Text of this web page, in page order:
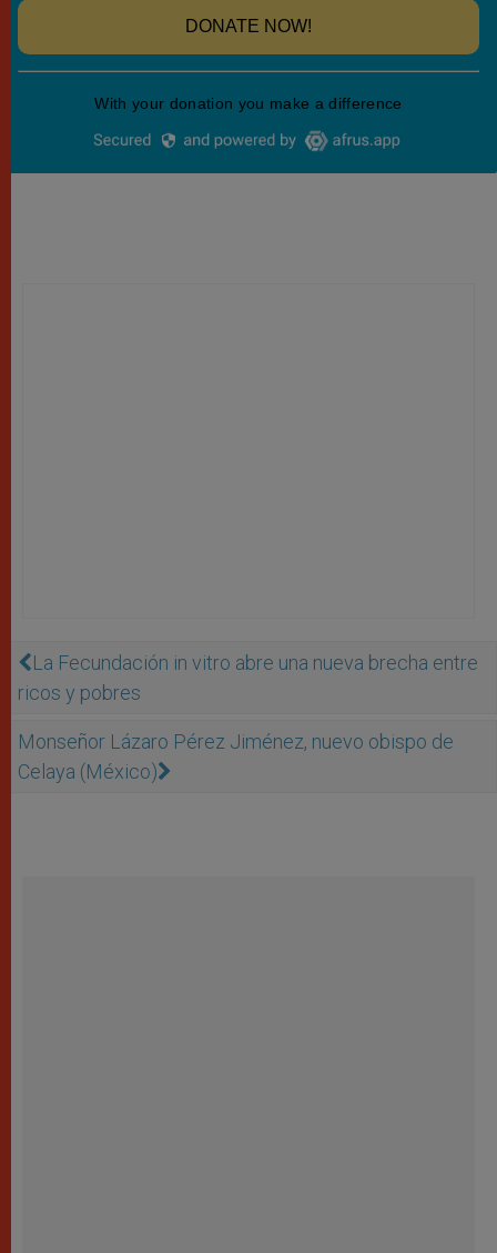
La Fecundación in vitro abre una nueva brecha entre
ricos y pobres
Monseñor Lázaro Pérez Jiménez, nuevo obispo de
Celaya (México)